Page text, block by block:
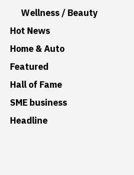
Wellness / Beauty
Hot News
Home & Auto
Featured
Hall of Fame
SME business
Headline